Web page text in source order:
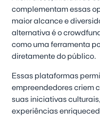
complementam essas
maior alcance e
alternativa é o
como uma ferramenta
diretamente do público.
Essas plataformas
empreendedores criem
suas iniciativas
experiências